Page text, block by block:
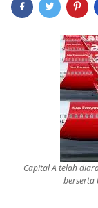
Capital A telah
berserta